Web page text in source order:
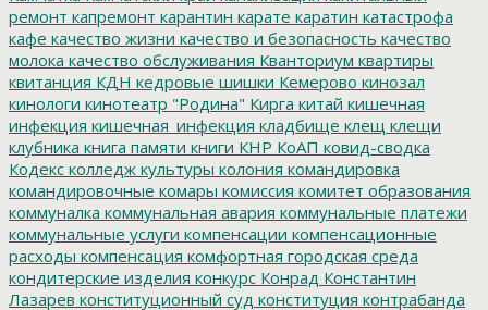
ремонт капремонт карантин карате каратин катастрофа
кафе качество жизни качество и безопасность качество
молока качество обслуживания Кванториум квартиры
квитанция КДН кедровые шишки Кемерово кинозал
кинологи кинотеатр "Родина" Кирга китай кишечная
инфекция кишечная_инфекция кладбище клещ клещи
клубника книга памяти книги КНР КоАП ковид-сводка
Кодекс колледж культуры колония командировка
командировочные комары комиссия комитет образования
коммуналка коммунальная авария коммунальные платежи
коммунальные услуги компенсации компенсационные
расходы компенсация комфортная городская среда
кондитерские изделия конкурс Конрад Константин
Лазарев конституционный суд конституция контрабанда